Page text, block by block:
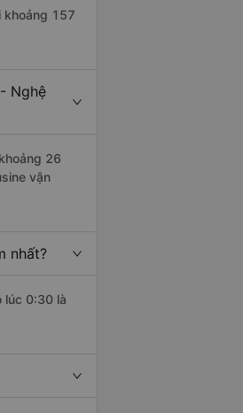
khoảng 157
Nghệ
26
vận
nhất?
lúc 0:30 là